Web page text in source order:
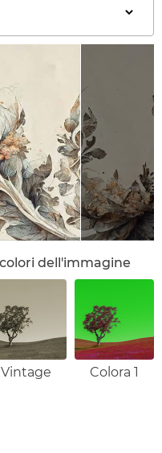
dell'immagine
Vintage Colora 1